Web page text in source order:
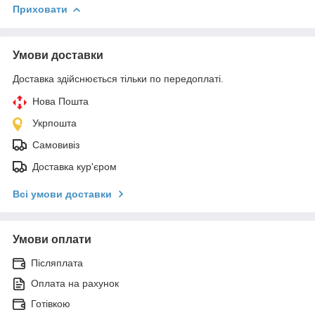
Приховати
Умови доставки
Доставка здійснюється тільки по передоплаті.
Нова Пошта
Укрпошта
Самовивіз
Доставка кур'єром
Всі умови доставки
Умови оплати
Післяплата
Оплата на рахунок
Готівкою